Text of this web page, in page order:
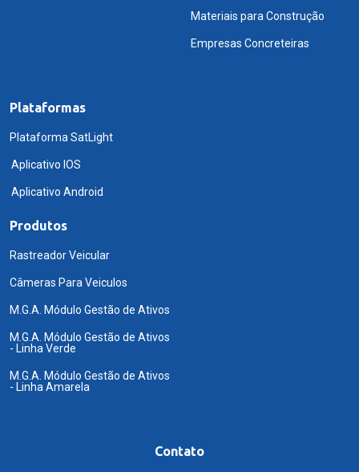
Materiais para Construção
Empresas Concreteiras
Plataformas
Plataforma SatLight
Aplicativo IOS
Aplicativo Android
Produtos
Rastreador Veicular
Câmeras Para Veiculos
M.G.A. Módulo Gestão de Ativos
M.G.A. Módulo Gestão de Ativos
- Linha Verde
M.G.A. Módulo Gestão de Ativos
- Linha Amarela
Contato